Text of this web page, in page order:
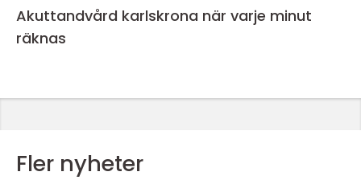
Akuttandvård karlskrona när varje minut
räknas
Fler nyheter